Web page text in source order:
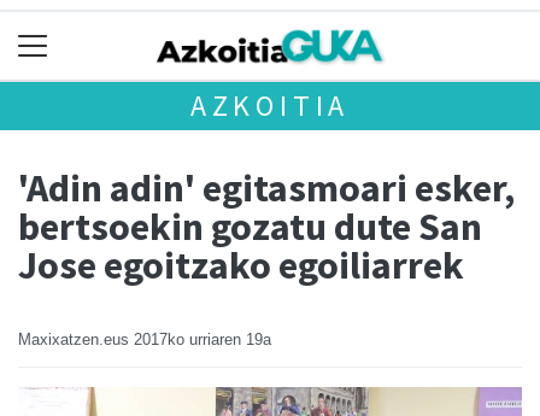
AZKOITIA
'Adin adin' egitasmoari esker,
bertsoekin gozatu dute San
Jose egoitzako egoiliarrek
Maxixatzen.eus 2017ko urriaren 19a